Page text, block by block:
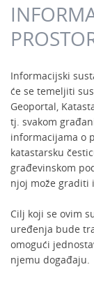
Informacijski
će se temeljiti
Geoportal,
tj. svakom
informacijama o
katastarsku
građevinskom
njoj može graditi
Cilj koji se ovim
uređenja bude
omogući
njemu događaju.